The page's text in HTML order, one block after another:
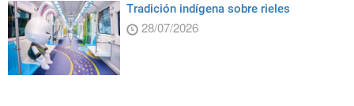
Tradición indígena sobre rieles
28/07/2026